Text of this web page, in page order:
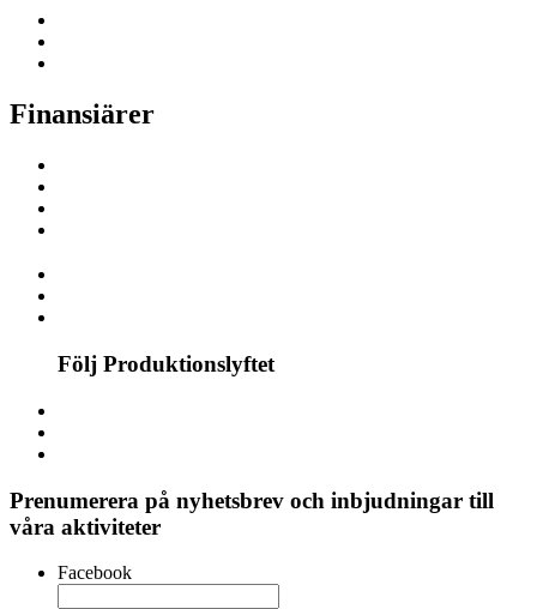
Finansiärer
Följ Produktionslyftet
Prenumerera på nyhetsbrev och inbjudningar till
våra aktiviteter
Facebook